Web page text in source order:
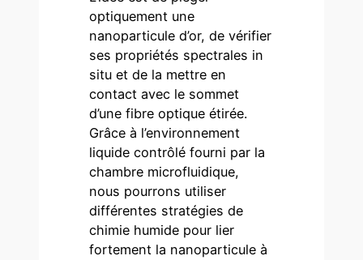
optiquement une
nanoparticule d’or, de vérifier
ses propriétés spectrales in
situ et de la mettre en
contact avec le sommet
d’une fibre optique étirée.
Grâce à l’environnement
liquide contrôlé fourni par la
chambre microfluidique,
nous pourrons utiliser
différentes stratégies de
chimie humide pour lier
fortement la nanoparticule à